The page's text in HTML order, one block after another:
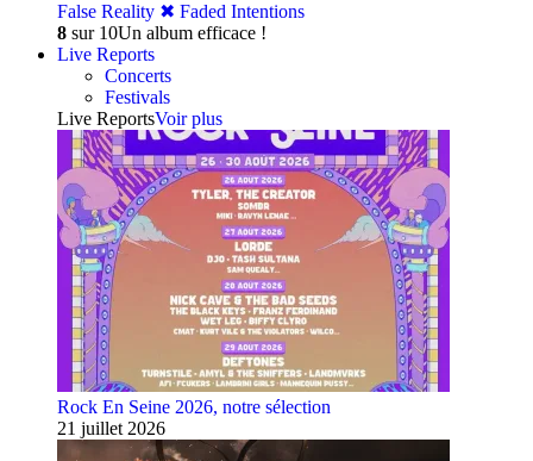
False Reality ✖︎ Faded Intentions
8 sur 10Un album efficace !
Live Reports
Concerts
Festivals
Live ReportsVoir plus
Rock En Seine 2026, notre sélection
21 juillet 2026